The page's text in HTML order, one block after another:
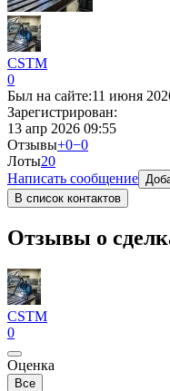
CSTM
0
Был на сайте:11 июня
Зарегистрирован:
13 апр 2026 09:55
Отзывы+0−0
Лоты20
Написать сообщение
В список контактов
Отзывы о
CSTM
0
Оценка
Все